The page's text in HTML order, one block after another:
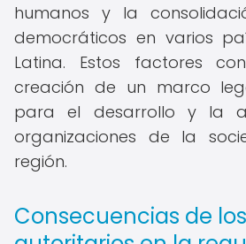
humanos y la
democráticos en varios
Latina. Estos factores
creación de un marco
para el desarrollo y la
organizaciones de la
región.
Consecuencias de